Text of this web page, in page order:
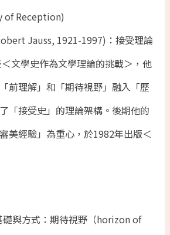
of Reception)
Jauss, 1921-1997)：接受理論
文學史作為文學理論的挑戰＞，他
前理解」和「期待視野」融入「歷
「接受史」的理論架構。後期他的
美經驗」為重心，於1982年出版＜
礎與方式：期待視野（horizon of